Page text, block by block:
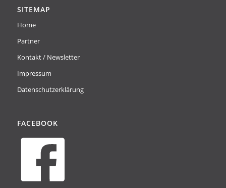
SITEMAP
Home
Partner
Kontakt / Newsletter
Impressum
Datenschutzerklärung
FACEBOOK